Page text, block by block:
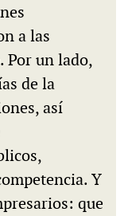
a las
Por un lado,
de la
así
Y
que